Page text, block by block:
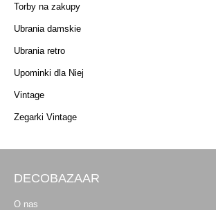
Torby na zakupy
Ubrania damskie
Ubrania retro
Upominki dla Niej
Vintage
Zegarki Vintage
DECOBAZAAR
O nas